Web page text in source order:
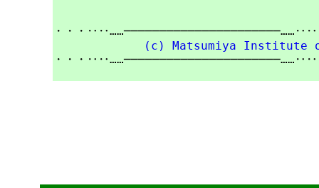
・・・‥‥……──────────────────────……‥‥
(c) Matsumiya Institute
・・・‥‥……──────────────────────……‥‥